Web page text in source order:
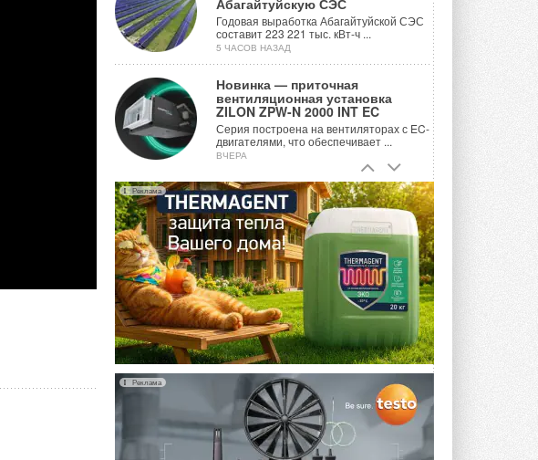
Абагайтуйскую СЭС
Годовая выработка Абагайтуйской СЭС
составит 223 221 тыс. кВт-ч ...
5 ЧАСОВ НАЗАД
Новинка — приточная
вентиляционная установка
ZILON ZPW-N 2000 INT EC
Серия построена на вентиляторах с EC-
двигателями, что обеспечивает ...
ВЧЕРА
Учёные ЮУрГУ создали
каскадную установку,
объединяющую солнечную и
геотермальную энергию
Природосберегающие технологии ...
ВЧЕРА
Для Арктики создали
технологию защиты
ветрогенераторов от аварий
Разработка учитывает влияние
мерзлоты, обледенения и снеговых ...
ВЧЕРА
Гибридный тепловой насос PV/T
с одним общим испарителем
Исследователи предложили
конструкцию двухисточникового ...
Реклама
Реклама